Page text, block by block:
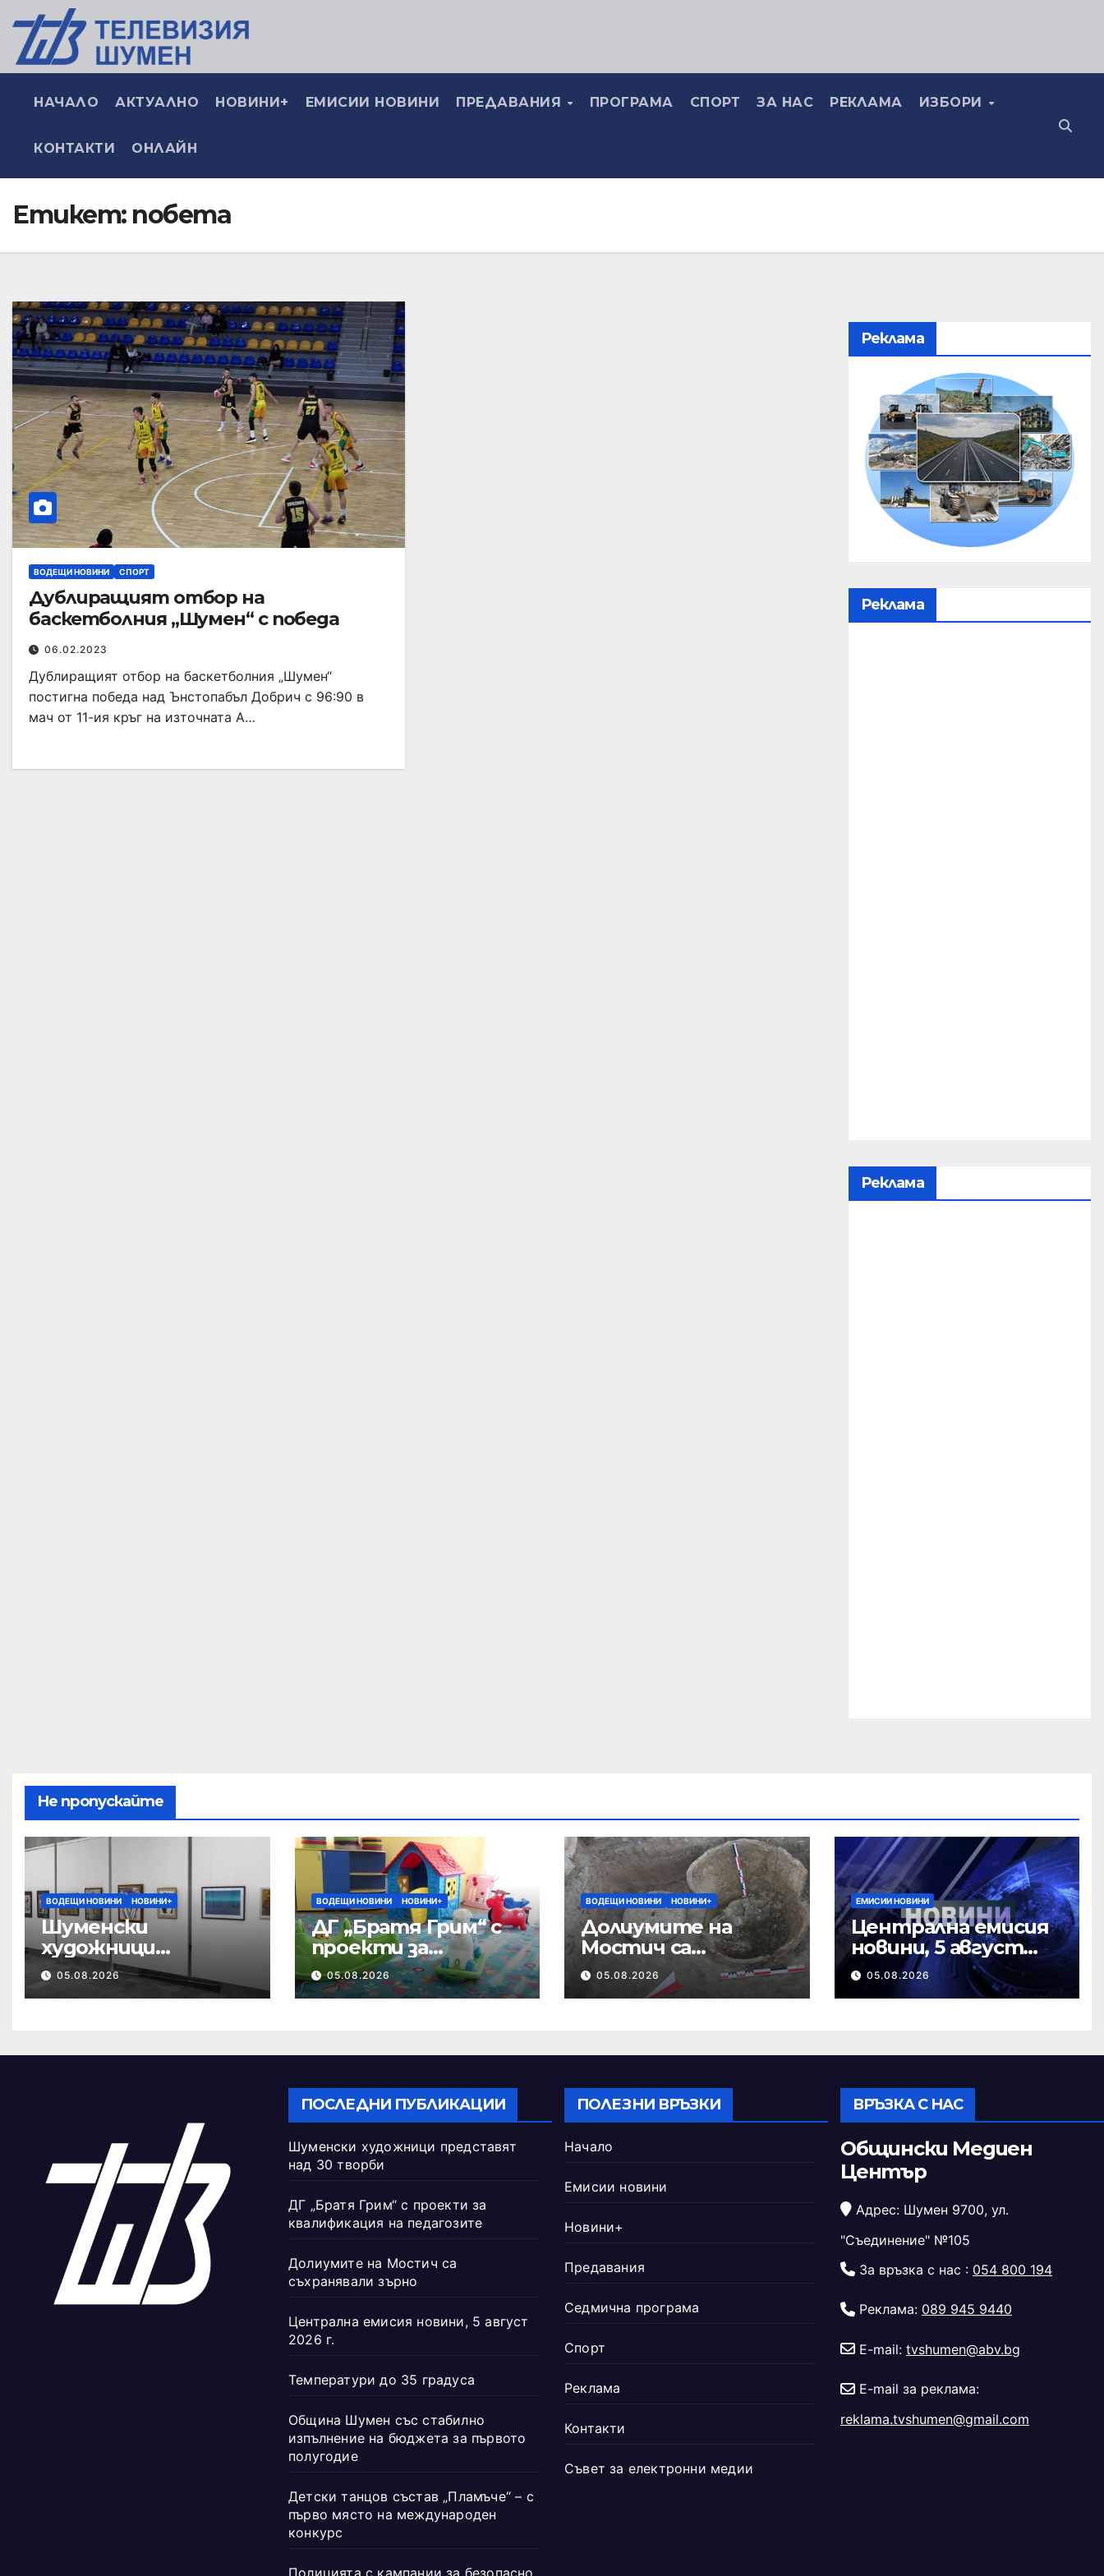
НАЧАЛО АКТУАЛНО НОВИНИ+ ЕМИСИИ НОВИНИ ПРЕДАВАНИЯ ПРОГРАМА СПОРТ ЗА НАС РЕКЛАМА ИЗБОРИ
КОНТАКТИ ОНЛАЙН
Етикет: побета
ВОДЕЩИ НОВИНИ СПОРТ
Дублиращият отбор на
баскетболния „Шумен“ с победа
06.02.2023
Дублиращият отбор на баскетболния „Шумен“
постигна победа над Ънстопабъл Добрич с 96:90 в
мач от 11-ия кръг на източната А…
Реклама
Реклама
Реклама
Не пропускайте
ВОДЕЩИ НОВИНИ НОВИНИ+
Шуменски
художници
представят над 30
творби
05.08.2026
ВОДЕЩИ НОВИНИ НОВИНИ+
ДГ „Братя Грим“ с
проекти за
квалификация на
педагозите
05.08.2026
ВОДЕЩИ НОВИНИ НОВИНИ+
Долиумите на
Мостич са
съхранявали зърно
05.08.2026
ЕМИСИИ НОВИНИ
Централна емисия
новини, 5 август
2026 г.
05.08.2026
ПОСЛЕДНИ ПУБЛИКАЦИИ
Шуменски художници представят
над 30 творби
ДГ „Братя Грим“ с проекти за
квалификация на педагозите
Долиумите на Мостич са
съхранявали зърно
Централна емисия новини, 5 август
2026 г.
Температури до 35 градуса
Община Шумен със стабилно
изпълнение на бюджета за първото
полугодие
Детски танцов състав „Пламъче“ – с
първо място на международен
конкурс
ПОЛЕЗНИ ВРЪЗКИ
Начало
Емисии новини
Новини+
Предавания
Седмична програма
Спорт
Реклама
Контакти
Съвет за електронни медии
ВРЪЗКА С НАС
Общински Медиен
Център
Адрес: Шумен 9700, ул.
"Съединение" №105
За връзка с нас : 054 800 194
Реклама: 089 945 9440
E-mail: tvshumen@abv.bg
E-mail за реклама:
reklama.tvshumen@gmail.com